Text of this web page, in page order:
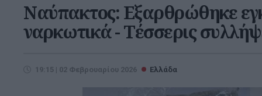
Ναύπακτος: Εξαρθρώθηκε
ναρκωτικά - Τέσσερις
19:15 | 02 Φεβρουαρίου 2026 Ελλάδα